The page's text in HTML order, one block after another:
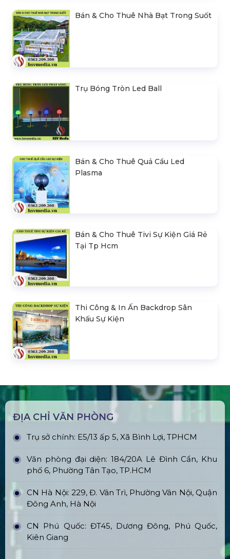
Bán & Cho Thuê Nhà Bạt Trong Suốt
Trụ Bóng Tròn Led Ball
Bán & Cho Thuê Quả Cầu Led
Plasma
Bán & Cho Thuê Tivi Sự Kiện Giá Rẻ
Tại Tp Hcm
Thi Công & In Ấn Backdrop Sân
Khấu Sự Kiện
ĐỊA CHỈ VĂN PHÒNG
Trụ sở chính: E5/13 ấp 5, Xã Bình Lợi, TPHCM
Văn phòng đại diện: 184/20A Lê Đình Cẩn, Khu
phố 6, Phường Tân Tạo, TP.HCM
CN Hà Nội: 229, Đ. Vân Trì, Phường Vân Nội, Quận
Đông Anh, Hà Nội
CN Phú Quốc: ĐT45, Dương Đông, Phú Quốc,
Kiên Giang